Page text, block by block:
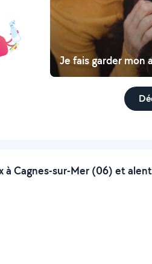
Je fais garder mon
à Cagnes-sur-Mer (06) et